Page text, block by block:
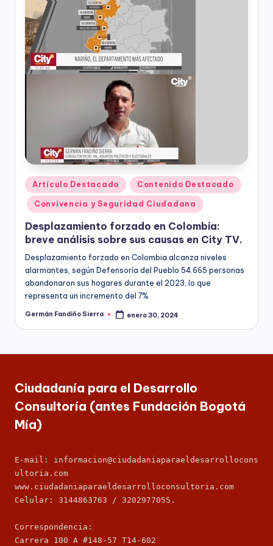
p
a
r
a
s
a
rr
o
ll
o
C
o
n
s
ul
o
rí
a
(
a
n
e
ciudadanía,
cultura
ciudadana,
responsabilidad
social
empresarial,
construcción
ciudadanía
para
la
construcción
de
paz,
el
desarrollo
socioeconómico,
cultural
Fundación
Bogotá
Mía
ofrece
Empresas
de
todos
los
de
la
Publicado
en
Artículo Destacado Contenido Destacado
Convivencia y Seguridad Ciudadana
Desplazamiento forzado en Colombia:
breve análisis sobre sus causas en City TV.
Desplazamiento forzado en Colombia alcanza niveles
alarmantes, según Defensoría del Pueblo 54.665 personas
abandonaron sus hogares durante el 2023, lo que
representa un incremento del 7%
Publicado
Germán Fandiño Sierra enero 30, 2024
Ciudadanía para el Desarrollo
Consultoría (antes Fundación Bogotá
Mía)
E-mail: informacion@ciudadaniaparaeldesarrollocons
ultoria.com
www.ciudadaniaparaeldesarrolloconsultoria.com
Celular: 3144863763 / 3202977055.
Correspondencia:
Carrera 100 A #148-57 T14-602